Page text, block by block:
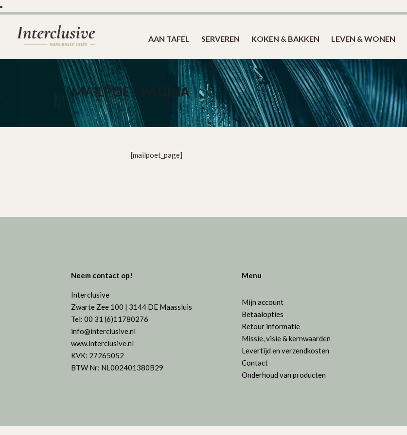
AAN TAFEL SERVEREN KOKEN & BAKKEN LEVEN & WONEN
MAILPOET PAGINA
[mailpoet_page]
Neem contact op!
Interclusive
Zwarte Zee 100 | 3144 DE Maassluis
Tel: 00 31 (6)11780276
info@interclusive.nl
www.interclusive.nl
KVK: 27265052
BTW Nr: NL002401380B29
Menu
Mijn account
Betaalopties
Retour informatie
Missie, visie & kernwaarden
Levertijd en verzendkosten
Contact
Onderhoud van producten